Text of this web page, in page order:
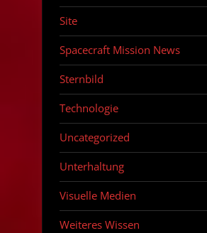
Site
Spacecraft Mission News
Sternbild
Technologie
Uncategorized
Unterhaltung
Visuelle Medien
Weiteres Wissen